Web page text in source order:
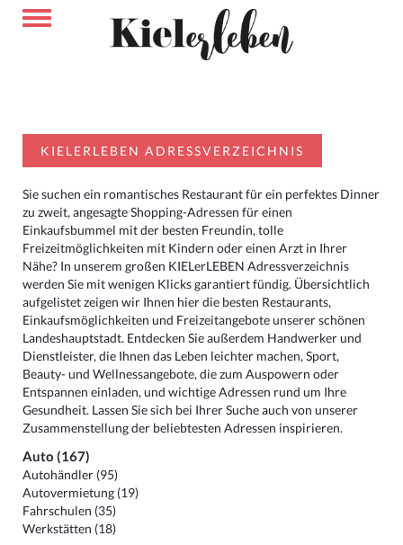
KIELERLEBEN ADRESSVERZEICHNIS
Sie suchen ein romantisches Restaurant für ein perfektes Dinner
zu zweit, angesagte Shopping-Adressen für einen
Einkaufsbummel mit der besten Freundin, tolle
Freizeitmöglichkeiten mit Kindern oder einen Arzt in Ihrer
Nähe? In unserem großen KIELerLEBEN Adressverzeichnis
werden Sie mit wenigen Klicks garantiert fündig. Übersichtlich
aufgelistet zeigen wir Ihnen hier die besten Restaurants,
Einkaufsmöglichkeiten und Freizeitangebote unserer schönen
Landeshauptstadt. Entdecken Sie außerdem Handwerker und
Dienstleister, die Ihnen das Leben leichter machen, Sport,
Beauty- und Wellnessangebote, die zum Auspowern oder
Entspannen einladen, und wichtige Adressen rund um Ihre
Gesundheit. Lassen Sie sich bei Ihrer Suche auch von unserer
Zusammenstellung der beliebtesten Adressen inspirieren.
Auto (167)
Autohändler (95)
Autovermietung (19)
Fahrschulen (35)
Werkstätten (18)